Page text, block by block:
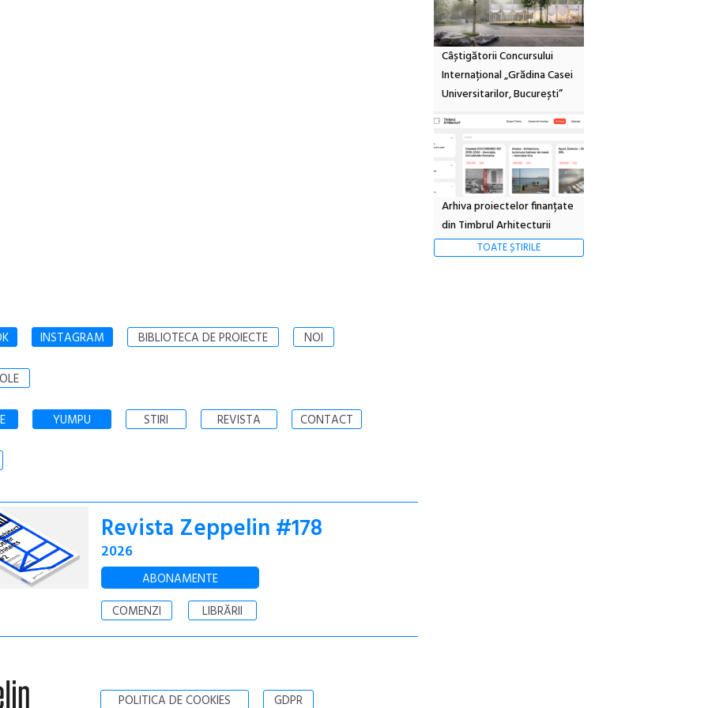
Câștigătorii Concursului
Internațional „Grădina Casei
Universitarilor, București”
Arhiva proiectelor finanțate
din Timbrul Arhitecturii
TOATE ȘTIRILE
INSTAGRAM BIBLIOTECA DE PROIECTE NOI
YUMPU STIRI REVISTA CONTACT
Revista Zeppelin #178
2026
ABONAMENTE
COMENZI
LIBRĂRII
POLITICA DE COOKIES GDPR